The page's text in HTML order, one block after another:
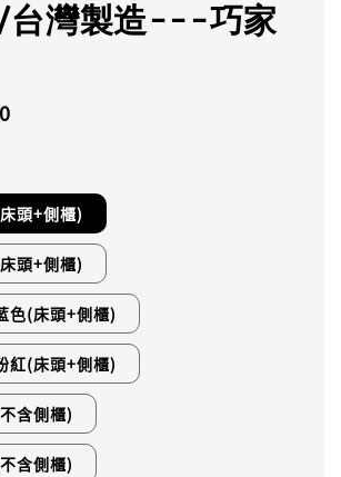
台灣製造---巧家
頭+側櫃)
頭+側櫃)
色(床頭+側櫃)
紅(床頭+側櫃)
含側櫃)
含側櫃)